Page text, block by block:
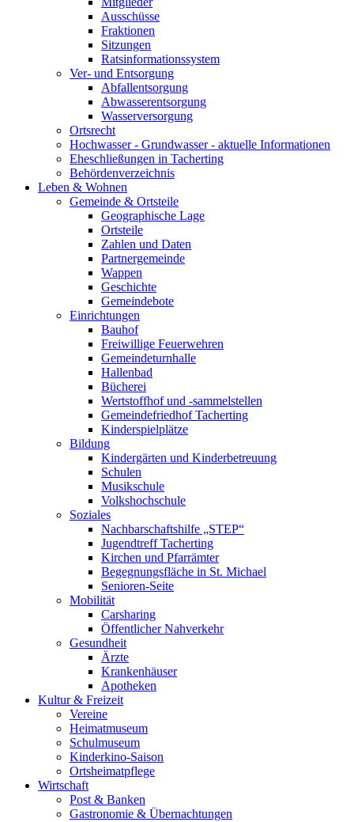
Ausschüsse
Fraktionen
Sitzungen
Ratsinformationssystem
Ver- und Entsorgung
Abfallentsorgung
Abwasserentsorgung
Wasserversorgung
Ortsrecht
Hochwasser - Grundwasser - aktuelle Informationen
Eheschließungen in Tacherting
Behördenverzeichnis
Leben & Wohnen
Gemeinde & Ortsteile
Geographische Lage
Ortsteile
Zahlen und Daten
Partnergemeinde
Wappen
Geschichte
Gemeindebote
Einrichtungen
Bauhof
Freiwillige Feuerwehren
Gemeindeturnhalle
Hallenbad
Bücherei
Wertstoffhof und -sammelstellen
Gemeindefriedhof Tacherting
Kinderspielplätze
Bildung
Kindergärten und Kinderbetreuung
Schulen
Musikschule
Volkshochschule
Soziales
Nachbarschaftshilfe „STEP“
Jugendtreff Tacherting
Kirchen und Pfarrämter
Begegnungsfläche in St. Michael
Senioren-Seite
Mobilität
Carsharing
Öffentlicher Nahverkehr
Gesundheit
Ärzte
Krankenhäuser
Apotheken
Kultur & Freizeit
Vereine
Heimatmuseum
Schulmuseum
Kinderkino-Saison
Ortsheimatpflege
Wirtschaft
Post & Banken
Gastronomie & Übernachtungen